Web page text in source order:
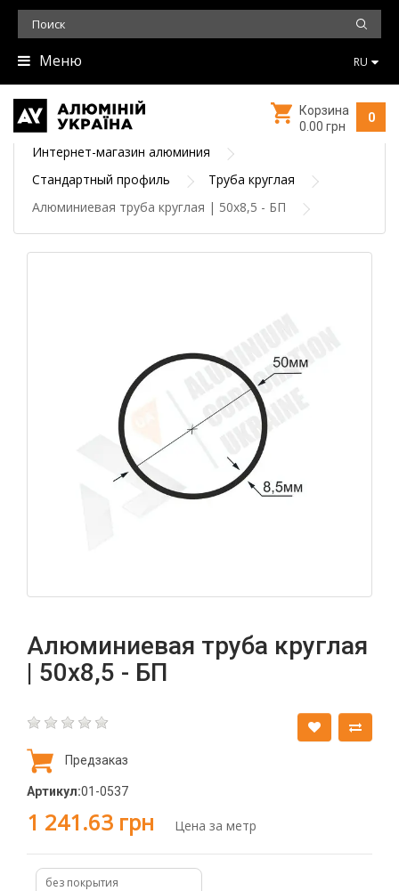
Меню RU
0
Корзина
0.00 грн
Интернет-магазин алюминия
Стандартный профиль
Труба круглая
Алюминиевая труба круглая | 50х8,5 - БП
Алюминиевая труба круглая
| 50х8,5 - БП
Предзаказ
Артикул:01-0537
1 241.63 грн Цена за метр
без покрытия